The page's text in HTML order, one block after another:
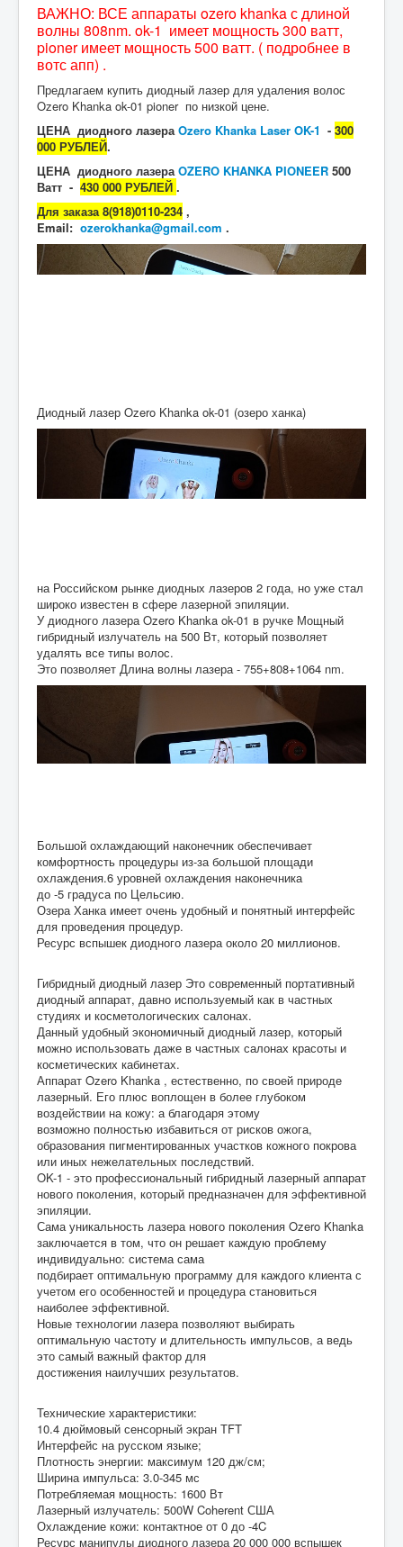
ВАЖНО: ВСЕ аппараты ozero khanka с длиной
волны 808nm. ok-1 имеет мощность 300 ватт,
pioner имеет мощность 500 ватт. ( подробнее в
вотс апп) .
Предлагаем купить диодный лазер для удаления волос
Ozero Khanka ok-01 pioner по низкой цене.
ЦЕНА диодного лазераOzero Khanka Laser OK-1 - 300
000 РУБЛЕЙ.
ЦЕНА диодного лазераOZERO KHANKA PIONEER 500
Ватт - 430 000 РУБЛЕЙ .
Для заказа 8(918)0110-234 ,
Email: ozerokhanka@gmail.com .
Диодный лазер Ozero Khanka ok-01 (озеро ханка)
на Российском рынке диодных лазеров 2 года, но уже стал
широко известен в сфере лазерной эпиляции.
У диодного лазера Ozero Khanka ok-01 в ручке Мощный
гибридный излучатель на 500 Вт, который позволяет
удалять все типы волос.
Это позволяет Длина волны лазера - 755+808+1064 nm.
Большой охлаждающий наконечник обеспечивает
комфортность процедуры из-за большой площади
охлаждения.6 уровней охлаждения наконечника
до -5 градуса по Цельсию.
Озера Ханка имеет очень удобный и понятный интерфейс
для проведения процедур.
Ресурс вспышек диодного лазера около 20 миллионов.
Гибридный диодный лазер Это современный портативный
диодный аппарат, давно используемый как в частных
студиях и косметологических салонах.
Данный удобный экономичный диодный лазер, который
можно использовать даже в частных салонах красоты и
косметических кабинетах.
Аппарат Ozero Khanka , естественно, по своей природе
лазерный. Его плюс воплощен в более глубоком
воздействии на кожу: а благодаря этому
возможно полностью избавиться от рисков ожога,
образования пигментированных участков кожного покрова
или иных нежелательных последствий.
OK-1 - это профессиональный гибридный лазерный аппарат
нового поколения, который предназначен для эффективной
эпиляции.
Сама уникальность лазера нового поколения Ozero Khanka
заключается в том, что он решает каждую проблему
индивидуально: система сама
подбирает оптимальную программу для каждого клиента с
учетом его особенностей и процедура становиться
наиболее эффективной.
Новые технологии лазера позволяют выбирать
оптимальную частоту и длительность импульсов, а ведь
это самый важный фактор для
достижения наилучших результатов.
Технические характеристики:
10.4 дюймовый сенсорный экран ТFT
Интерфейс на русском языке;
Плотность энергии: максимум 120 дж/см;
Ширина импульса: 3.0-345 мс
Потребляемая мощность: 1600 Вт
Лазерный излучатель: 500W Coherent США
Охлаждение кожи: контактное от 0 до -4C
Ресурс манипулы диодного лазера 20 000 000 вспышек